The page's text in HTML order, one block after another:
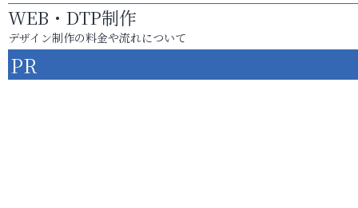
WEB・DTP制作
デザイン制作の料金や流れについて
PR